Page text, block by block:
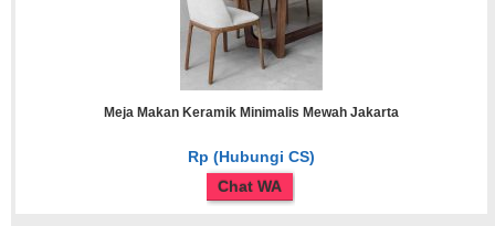
Meja Makan Keramik Minimalis Mewah Jakarta
Rp (Hubungi CS)
Chat WA